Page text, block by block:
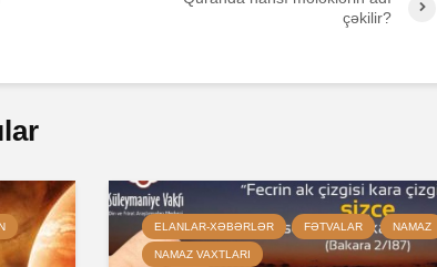
çəkilir?
ELANLAR-XƏBƏRLƏR FƏTVALAR NAMAZ
NAMAZ VAXTLARI